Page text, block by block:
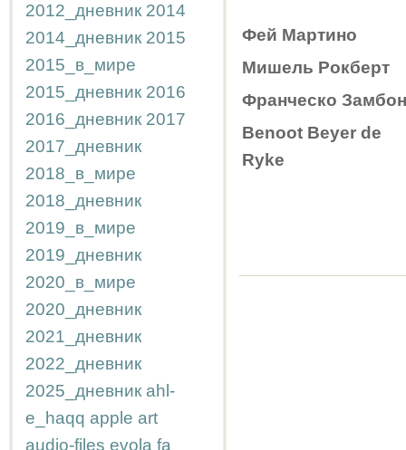
2012_дневник 2014
2014_дневник 2015
2015_в_мире
2015_дневник 2016
2016_дневник 2017
2017_дневник
2018_в_мире
2018_дневник
2019_в_мире
2019_дневник
2020_в_мире
2020_дневник
2021_дневник
2022_дневник
2025_дневник ahl-
e_haqq apple art
audio-files evola fa
Фей Мартино
Мишель Рокберт
Франческо Замбон
Benoоt Beyer de
Ryke